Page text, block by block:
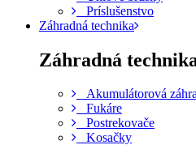
Príslušenstvo
Záhradná technika
Záhradná
Akumulátorová
Fukáre
Postrekovače
Kosačky